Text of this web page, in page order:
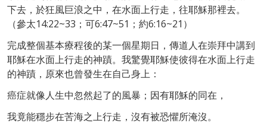
下去，於狂風巨浪之中，在水面上行走，往耶穌那裡去。
（參太14:22~33；可6:47~51；約6:16~21）
完成整個基本療程後的某一個星期日，傳道人在崇拜中講到
耶穌在水面上行走的神蹟。我驚覺耶穌使彼得在水面上行走
的神蹟，原來也曾發生在自己身上：
癌症就像人生中忽然起了的風暴；因有耶穌的同在，
我竟能穩步在苦海之上行走，沒有被恐懼所淹沒。